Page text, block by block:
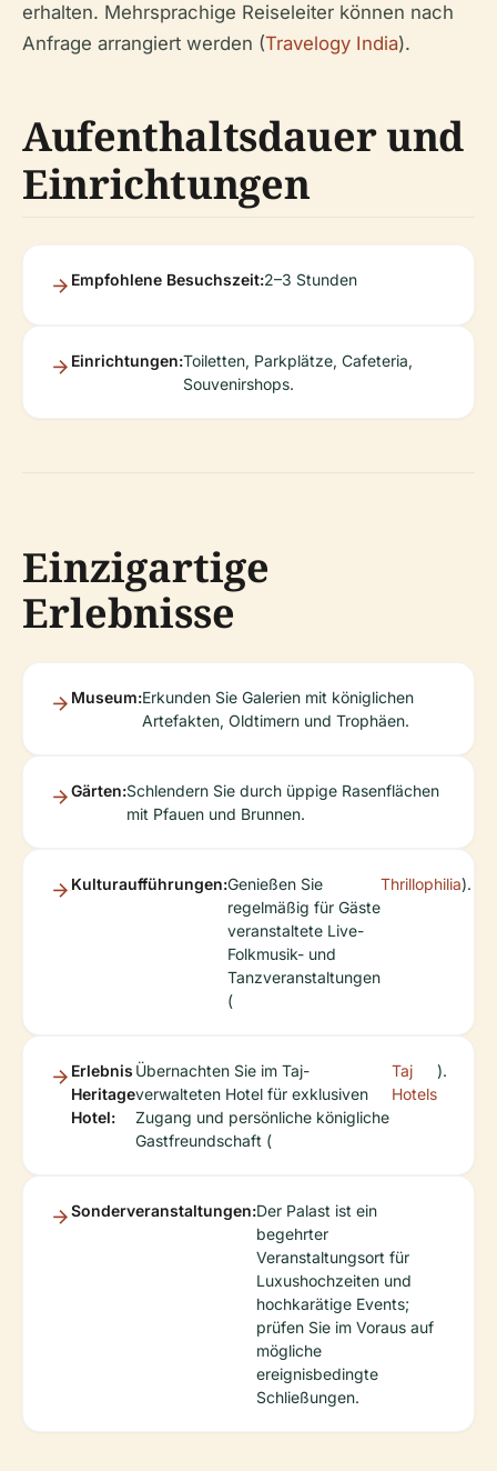
erhalten. Mehrsprachige Reiseleiter können nach
Anfrage arrangiert werden (Travelogy India).
Aufenthaltsdauer und
Einrichtungen
Empfohlene Besuchszeit:2–3 Stunden
Einrichtungen:Toiletten, Parkplätze, Cafeteria,
Souvenirshops.
Einzigartige
Erlebnisse
Museum:Erkunden Sie Galerien mit königlichen
Artefakten, Oldtimern und Trophäen.
Gärten:Schlendern Sie durch üppige Rasenflächen
mit Pfauen und Brunnen.
Kulturaufführungen:Genießen Sie
regelmäßig für Gäste
veranstaltete Live-
Folkmusik- und
Tanzveranstaltungen
(
Thrillophilia).
Erlebnis
Heritage
Hotel:
Übernachten Sie im Taj-
verwalteten Hotel für exklusiven
Zugang und persönliche königliche
Gastfreundschaft (
Taj
Hotels
).
Sonderveranstaltungen:Der Palast ist ein
begehrter
Veranstaltungsort für
Luxushochzeiten und
hochkarätige Events;
prüfen Sie im Voraus auf
mögliche
ereignisbedingte
Schließungen.